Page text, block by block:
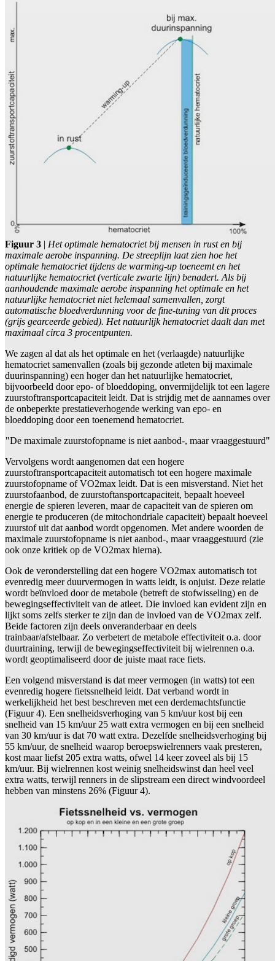
Figuur 3 | Het optimale hematocriet bij mensen in rust en bij
maximale aerobe inspanning. De streeplijn laat zien hoe het
optimale hematocriet tijdens de warming-up toeneemt en het
natuurlijke hematocriet (verticale zwarte lijn) benadert. Als bij
aanhoudende maximale aerobe inspanning het optimale en het
natuurlijke hematocriet niet helemaal samenvallen, zorgt
automatische bloedverdunning voor de fine-tuning van dit proces
(grijs gearceerde gebied). Het natuurlijk hematocriet daalt dan met
maximaal circa 3 procentpunten.
We zagen al dat als het optimale en het (verlaagde) natuurlijke
hematocriet samenvallen (zoals bij gezonde atleten bij maximale
duurinspanning) een hoger dan het natuurlijke hematocriet,
bijvoorbeeld door epo- of bloeddoping, onvermijdelijk tot een lagere
zuurstoftransportcapaciteit leidt. Dat is strijdig met de aannames over
de onbeperkte prestatieverhogende werking van epo- en
bloeddoping door een toenemend hematocriet.
"De maximale zuurstofopname is niet aanbod-, maar vraaggestuurd"
Vervolgens wordt aangenomen dat een hogere
zuurstoftransportcapaciteit automatisch tot een hogere maximale
zuurstofopname of VO2max leidt. Dat is een misverstand. Niet het
zuurstofaanbod, de zuurstoftansportcapaciteit, bepaalt hoeveel
energie de spieren leveren, maar de capaciteit van de spieren om
energie te produceren (de mitochondriale capaciteit) bepaalt hoeveel
zuurstof uit dat aanbod wordt opgenomen. Met andere woorden de
maximale zuurstofopname is niet aanbod-, maar vraaggestuurd (zie
ook onze kritiek op de VO2max hierna).
Ook de veronderstelling dat een hogere VO2max automatisch tot
evenredig meer duurvermogen in watts leidt, is onjuist. Deze relatie
wordt beïnvloed door de metabole (betreft de stofwisseling) en de
bewegingseffectiviteit van de atleet. Die invloed kan evident zijn en
lijkt soms zelfs sterker te zijn dan de invloed van de VO2max zelf.
Beide factoren zijn deels onveranderbaar en deels
trainbaar/afstelbaar. Zo verbetert de metabole effectiviteit o.a. door
duurtraining, terwijl de bewegingseffectiviteit bij wielrennen o.a.
wordt geoptimaliseerd door de juiste maat race fiets.
Een volgend misverstand is dat meer vermogen (in watts) tot een
evenredig hogere fietssnelheid leidt. Dat verband wordt in
werkelijkheid het best beschreven met een derdemachtsfunctie
(Figuur 4). Een snelheidsverhoging van 5 km/uur kost bij een
snelheid van 15 km/uur 25 watt extra vermogen en bij een snelheid
van 30 km/uur is dat 70 watt extra. Dezelfde snelheidsverhoging bij
55 km/uur, de snelheid waarop beroepswielrenners vaak presteren,
kost maar liefst 205 extra watts, ofwel 14 keer zoveel als bij 15
km/uur. Bij wielrennen kost weinig snelheidswinst dan heel veel
extra watts, terwijl renners in de slipstream een direct windvoordeel
hebben van minstens 26% (Figuur 4).